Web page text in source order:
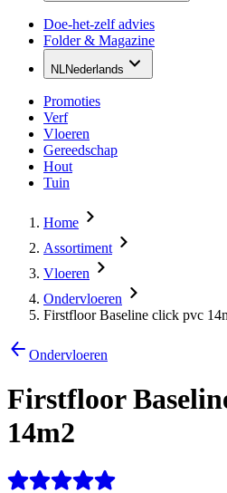
Doe-het-zelf advies
Folder & Magazine
NLNederlands
Promoties
Verf
Vloeren
Gereedschap
Hout
Tuin
Home
Assortiment
Vloeren
Ondervloeren
Firstfloor Baseline click pvc
Ondervloeren
Firstfloor
14m2